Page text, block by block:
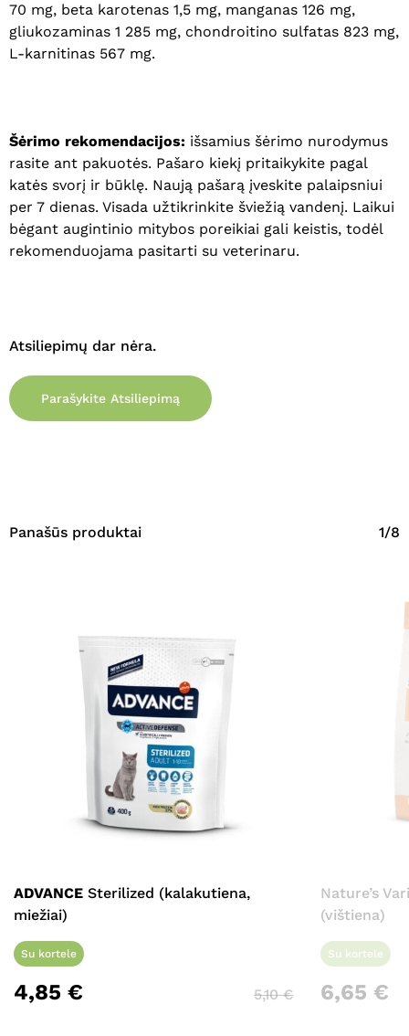
70 mg, beta karotenas 1,5 mg, manganas 126 mg,
gliukozaminas 1 285 mg, chondroitino sulfatas 823 mg,
L-karnitinas 567 mg.
Šėrimo rekomendacijos: išsamius šėrimo nurodymus
rasite ant pakuotės. Pašaro kiekį pritaikykite pagal
katės svorį ir būklę. Naują pašarą įveskite palaipsniui
per 7 dienas. Visada užtikrinkite šviežią vandenį. Laikui
bėgant augintinio mitybos poreikiai gali keistis, todėl
rekomenduojama pasitarti su veterinaru.
Atsiliepimų dar nėra.
Parašykite Atsiliepimą
Panašūs produktai 1/8
ADVANCE Sterilized (kalakutiena,
miežiai)
Su kortele
4,85 € 5,10€
Nature’s
(vištiena)
Su kortele
6,65 €